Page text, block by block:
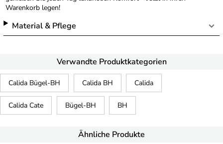
Warenkorb legen!
Material & Pflege
Verwandte Produktkategorien
Calida Bügel-BH Calida BH Calida
Calida Cate Bügel-BH BH
Ähnliche Produkte